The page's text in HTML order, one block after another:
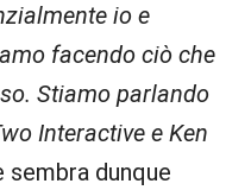
io e
facendo ciò che
Stiamo parlando
Interactive e Ken
sembra dunque